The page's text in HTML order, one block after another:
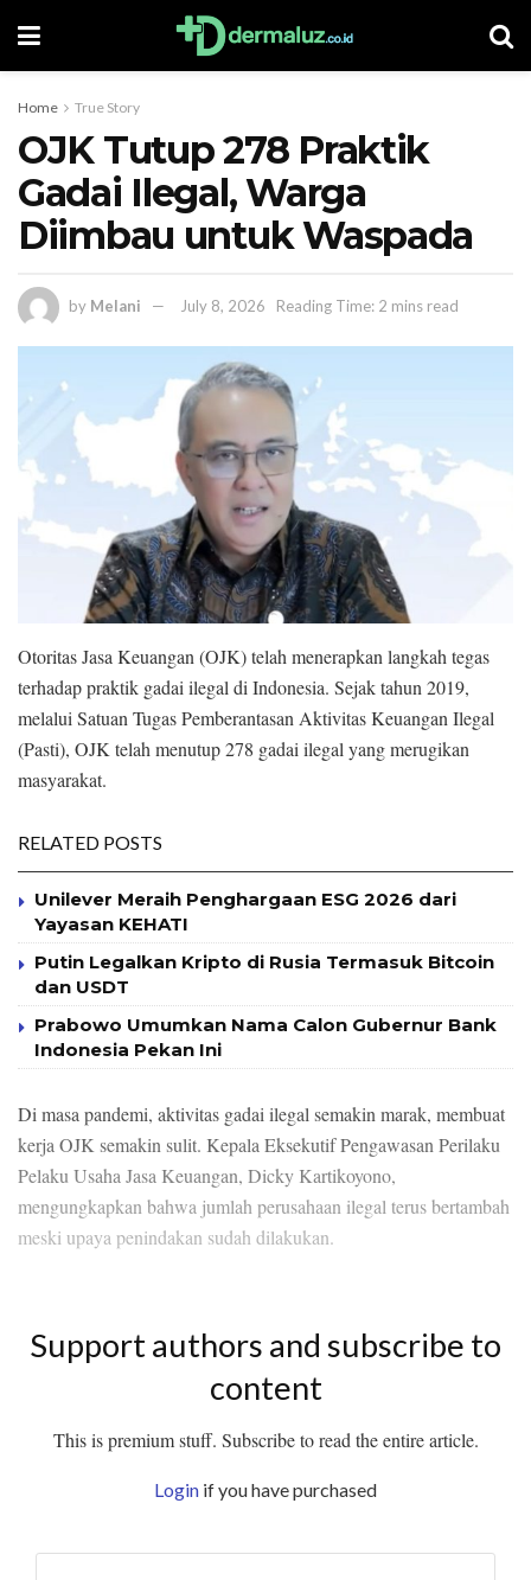
Home True Story
OJK Tutup 278 Praktik
Gadai Ilegal, Warga
Diimbau untuk Waspada
by Melani July 8, 2026 Reading Time: 2 mins read
Otoritas Jasa Keuangan (OJK) telah menerapkan langkah tegas
terhadap praktik gadai ilegal di Indonesia. Sejak tahun 2019,
melalui Satuan Tugas Pemberantasan Aktivitas Keuangan Ilegal
(Pasti), OJK telah menutup 278 gadai ilegal yang merugikan
masyarakat.
RELATED POSTS
Unilever Meraih Penghargaan ESG 2026 dari
Yayasan KEHATI
Putin Legalkan Kripto di Rusia Termasuk Bitcoin
dan USDT
Prabowo Umumkan Nama Calon Gubernur Bank
Indonesia Pekan Ini
Di masa pandemi, aktivitas gadai ilegal semakin marak, membuat
kerja OJK semakin sulit. Kepala Eksekutif Pengawasan Perilaku
Pelaku Usaha Jasa Keuangan, Dicky Kartikoyono,
mengungkapkan bahwa jumlah perusahaan ilegal terus bertambah
meski upaya penindakan sudah dilakukan.
Support authors and subscribe to
content
This is premium stuff. Subscribe to read the entire article.
Login if you have purchased